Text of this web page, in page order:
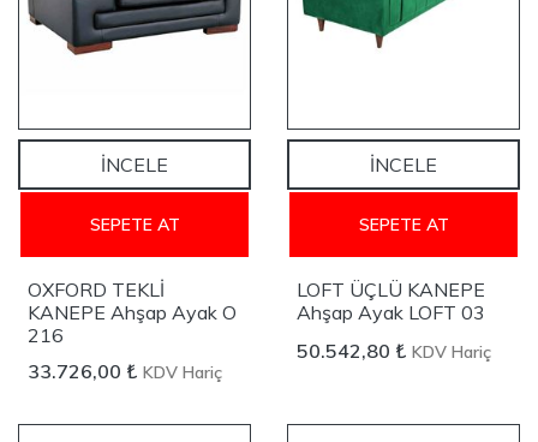
İNCELE
SEPETE AT
OXFORD TEKLİ
KANEPE Ahşap Ayak O
216
33.726,00 ₺ KDV Hariç
İNCELE
SEPETE AT
LOFT ÜÇLÜ KANEPE
Ahşap Ayak LOFT 03
50.542,80 ₺ KDV Hariç